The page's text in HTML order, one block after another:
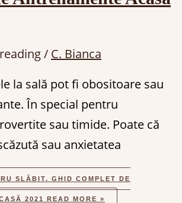
/ C. Bianca
la sală pot fi obositoare sau
În special pentru
sau timide. Poate că
sau anxietatea
SLĂBIT. GHID COMPLET DE
2021 READ MORE »